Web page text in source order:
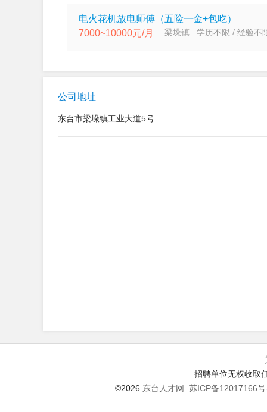
电火花机放电师傅（五险一金+包吃）
7000~10000元/月 梁垛镇 学历不限 / 经验不
公司地址
东台市梁垛镇工业大道5号
招聘单位无权收取
©2026 东台人才网 苏ICP备12017166号